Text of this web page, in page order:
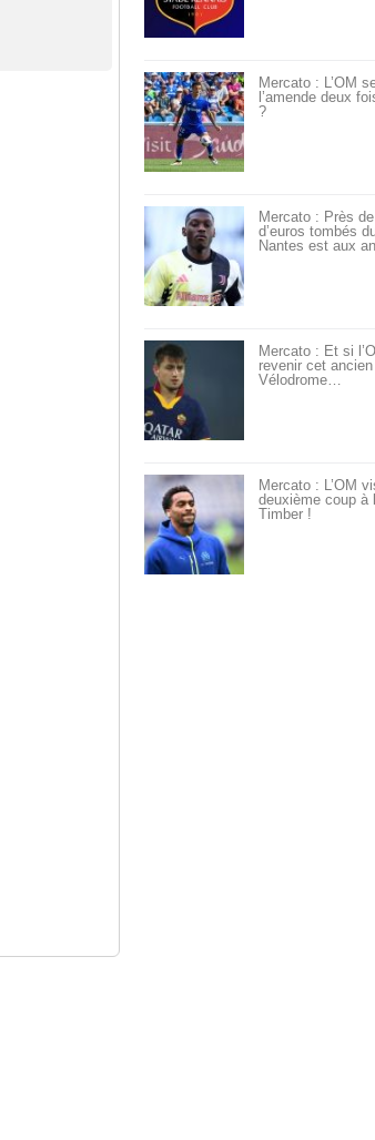
Mercato : L’OM
l’amende deux
?
Mercato : Près
d’euros tombés
Nantes est aux
Mercato : Et si
revenir cet
Vélodrome…
Mercato : L’OM
deuxième coup à
Timber !